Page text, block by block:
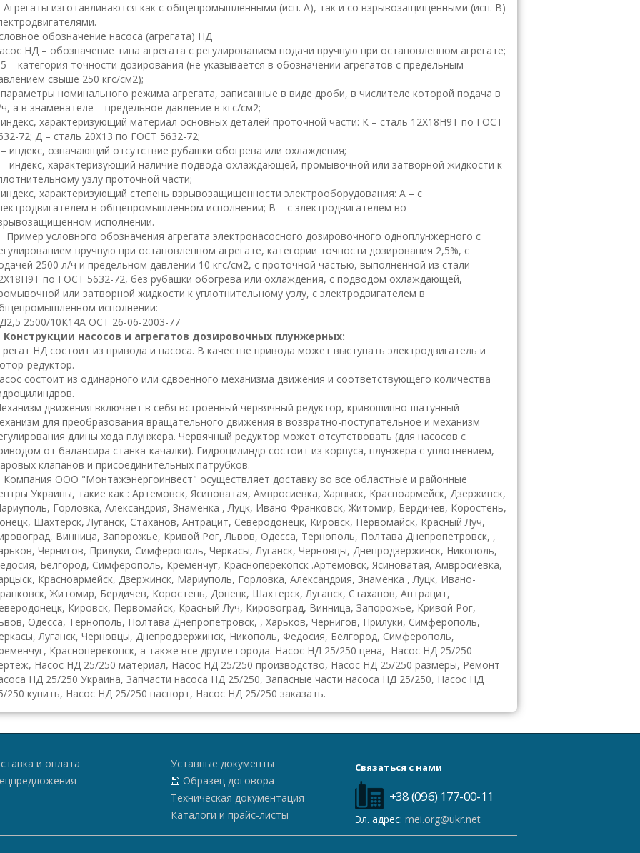
изготавливаются как с общепромышленными (исп. А), так и со взрывозащищенными (исп. В)
обозначение насоса (агрегата) НД
НД – обозначение типа агрегата с регулированием подачи вручную при остановленном агрегате;
– категория точности дозирования (не указывается в обозначении агрегатов с предельным
свыше 250 кгс/см2);
номинального режима агрегата, записанные в виде дроби, в числителе которой подача в
а в знаменателе – предельное давление в кгс/см2;
характеризующий материал основных деталей проточной части: К – сталь 12Х18Н9Т по ГОСТ
72; Д – сталь 20Х13 по ГОСТ 5632-72;
индекс, означающий отсутствие рубашки обогрева или охлаждения;
индекс, характеризующий наличие подвода охлаждающей, промывочной или затворной жидкости к
узлу проточной части;
характеризующий степень взрывозащищенности электрооборудования: А – с
в общепромышленном исполнении; В – с электродвигателем во
исполнении.
Пример условного обозначения агрегата электронасосного дозировочного одноплунжерного с
вручную при остановленном агрегате, категории точности дозирования 2,5%, с
2500 л/ч и предельном давлении 10 кгс/см2, с проточной частью, выполненной из стали
по ГОСТ 5632-72, без рубашки обогрева или охлаждения, с подводом охлаждающей,
или затворной жидкости к уплотнительному узлу, с электродвигателем в
исполнении:
2500/10К14А ОСТ 26-06-2003-77
Конструкции насосов и агрегатов дозировочных плунжерных:
НД состоит из привода и насоса. В качестве привода может выступать электродвигатель и
редуктор.
состоит из одинарного или сдвоенного механизма движения и соответствующего количества
движения включает в себя встроенный червячный редуктор, кривошипно-шатунный
для преобразования вращательного движения в возвратно-поступательное и механизм
длины хода плунжера. Червячный редуктор может отсутствовать (для насосов с
от балансира станка-качалки). Гидроцилиндр состоит из корпуса, плунжера с уплотнением,
клапанов и присоединительных патрубков.
ООО "Монтажэнергоинвест" осуществляет доставку во все областные и районные
Украины, такие как : Артемовск, Ясиноватая, Амвросиевка, Харцыск, Красноармейск, Дзержинск,
Горловка, Александрия, Знаменка , Луцк, Ивано-Франковск, Житомир, Бердичев, Коростень,
Шахтерск, Луганск, Стаханов, Антрацит, Северодонецк, Кировск, Первомайск, Красный Луч,
Винница, Запорожье, Кривой Рог, Львов, Одесса, Тернополь, Полтава Днепропетровск, ,
Чернигов, Прилуки, Симферополь, Черкасы, Луганск, Черновцы, Днепродзержинск, Никополь,
Белгород, Симферополь, Кременчуг, Красноперекопск .Артемовск, Ясиноватая, Амвросиевка,
Красноармейск, Дзержинск, Мариуполь, Горловка, Александрия, Знаменка , Луцк, Ивано-
Житомир, Бердичев, Коростень, Донецк, Шахтерск, Луганск, Стаханов, Антрацит,
Кировск, Первомайск, Красный Луч, Кировоград, Винница, Запорожье, Кривой Рог,
Одесса, Тернополь, Полтава Днепропетровск, , Харьков, Чернигов, Прилуки, Симферополь,
Луганск, Черновцы, Днепродзержинск, Никополь, Федосия, Белгород, Симферополь,
Красноперекопск, а также все другие города. Насос НД 25/250 цена, Насос НД 25/250
Насос НД 25/250 материал, Насос НД 25/250 производство, Насос НД 25/250 размеры, Ремонт
НД 25/250 Украина, Запчасти насоса НД 25/250, Запасные части насоса НД 25/250, Насос НД
250 купить, Насос НД 25/250 паспорт, Насос НД 25/250 заказать.
и оплата
Уставные документы
Образец договора
Техническая документация
Каталоги и прайс-листы
Связаться с нами
+38 (096) 177-00-11
Эл. адрес: mei.org@ukr.net